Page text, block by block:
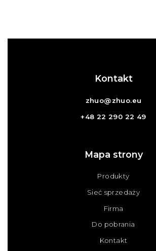
Kontakt
zhuo@zhuo.eu
+48 22 290 22 49
Mapa strony
Produkty
Sieć sprzedaży
Firma
Do pobrania
Kontakt